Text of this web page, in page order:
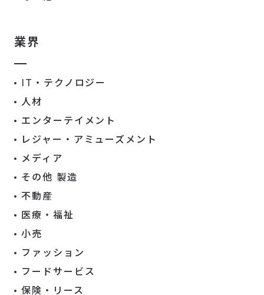
業界
IT・テクノロジー
人材
エンターテイメント
レジャー・アミューズメント
メディア
その他 製造
不動産
医療・福祉
小売
ファッション
フードサービス
保険・リース